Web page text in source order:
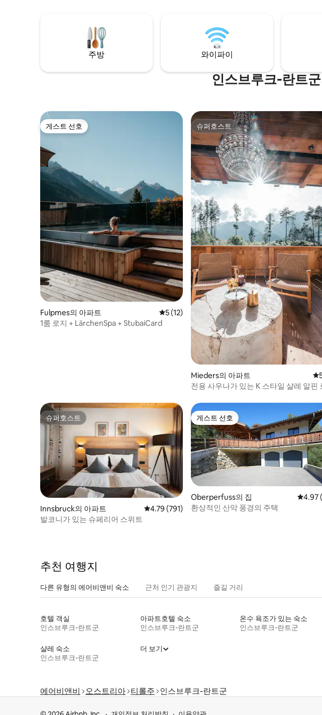
료 주차 가능. 평면 스크린 TV 2개(넷플릭
2개), 보스 블루투스 음악
주방 와이파이
인스브루크-란트
게스트 선호
게스트 선호
Fulpmes의 아파트 평점 5점(5점 만점), 후기 12개
5 (12)
1룸 로지 + LärchenSpa + StubaiCard
슈퍼호스트
슈퍼호스트
Mieders의 아파트 평
전용 사우나가 있는 K 스타일 샬레 알핀
슈퍼호스트
슈퍼호스트
Innsbruck의 아파트 평점 4.79점(5점 만점), 후기 791개
4.79 (791)
발코니가 있는 슈페리어 스위트
게스트 선호
게스트 선호
Oberperfuss의 집 평점
4.97
환상적인 산악 풍경의 주택
추천 여행지
다른 유형의 에어비앤비 숙소 근처 인기 관광지 즐길 거리
호텔 객실
인스브루크-란트군
아파트호텔 숙소
인스브루크-란트군
온수 욕조가 있는 숙소
인스브루크-란트군
샬레 숙소
인스브루크-란트군
더 보기
에어비앤비 오스트리아 티롤주 인스브루크-란트군